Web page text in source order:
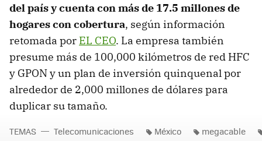
del país y cuenta con más de 17.5 millones de
hogares con cobertura, según información
retomada por EL CEO. La empresa también
presume más de 100,000 kilómetros de red HFC
y GPON y un plan de inversión quinquenal por
alrededor de 2,000 millones de dólares para
duplicar su tamaño.
TEMAS Telecomunicaciones México megacable